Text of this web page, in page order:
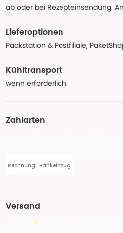
ab oder bei Rezepteinsendung.
Lieferoptionen
Packstation & Postfiliale,
Kühltransport
wenn erforderlich
Zahlarten
Rechnung Bankeinzug
Versand